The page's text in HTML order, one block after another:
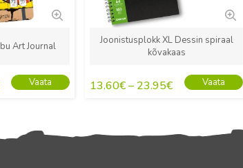
Art Journal
Vaata
Joonistusplokk XL Dessin spiraal
kõvakaas
13.60€– 23.95€ Vaata